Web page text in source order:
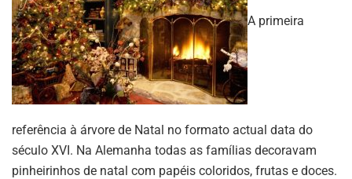
A primeira
referência à árvore de Natal no formato actual data do
século XVI. Na Alemanha todas as famílias decoravam
pinheirinhos de natal com papéis coloridos, frutas e doces.